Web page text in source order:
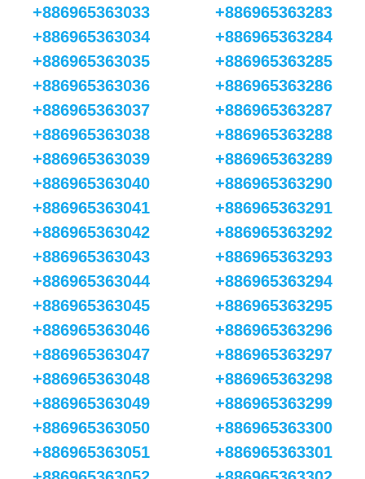
+886965363033
+886965363034
+886965363035
+886965363036
+886965363037
+886965363038
+886965363039
+886965363040
+886965363041
+886965363042
+886965363043
+886965363044
+886965363045
+886965363046
+886965363047
+886965363048
+886965363049
+886965363050
+886965363051
+886965363283
+886965363284
+886965363285
+886965363286
+886965363287
+886965363288
+886965363289
+886965363290
+886965363291
+886965363292
+886965363293
+886965363294
+886965363295
+886965363296
+886965363297
+886965363298
+886965363299
+886965363300
+886965363301